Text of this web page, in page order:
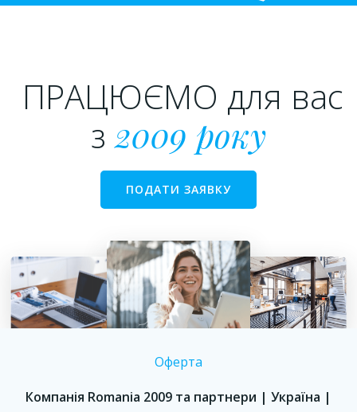
ПРАЦЮЄМО для вас
з2009 року
ПОДАТИ ЗАЯВКУ
Оферта
Компанія Romania 2009 та партнери | Україна |